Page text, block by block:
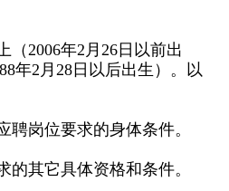
2006年2月26日以前出
年2月28日以后出生）。以
岗位要求的身体条件。
其它具体资格和条件。